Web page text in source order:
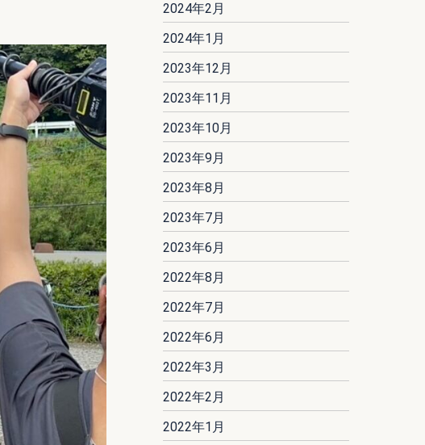
2024年2月
2024年1月
2023年12月
2023年11月
2023年10月
2023年9月
2023年8月
2023年7月
2023年6月
2022年8月
2022年7月
2022年6月
2022年3月
2022年2月
2022年1月